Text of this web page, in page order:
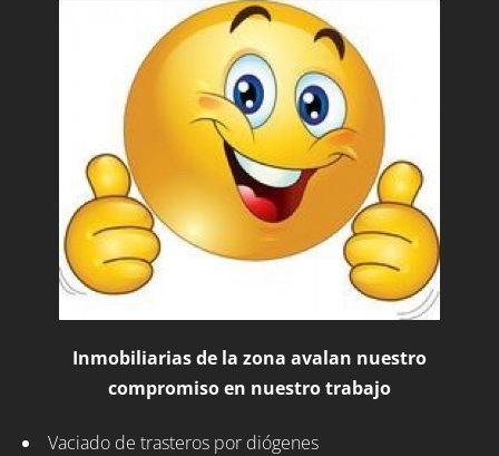
Inmobiliarias de la zona avalan nuestro
compromiso en nuestro trabajo
Vaciado de trasteros por diógenes